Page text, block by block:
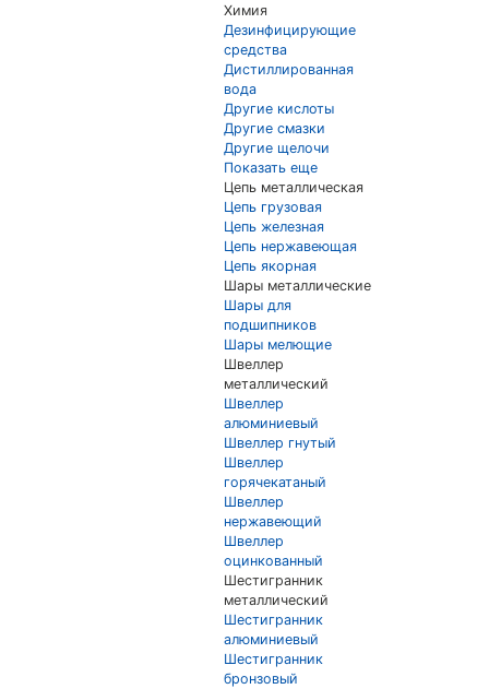
Химия
Дезинфицирующие
средства
Дистиллированная
вода
Другие кислоты
Другие смазки
Другие щелочи
Показать еще
Цепь металлическая
Цепь грузовая
Цепь железная
Цепь нержавеющая
Цепь якорная
Шары металлические
Шары для
подшипников
Шары мелющие
Швеллер
металлический
Швеллер
алюминиевый
Швеллер гнутый
Швеллер
горячекатаный
Швеллер
нержавеющий
Швеллер
оцинкованный
Шестигранник
металлический
Шестигранник
алюминиевый
Шестигранник
бронзовый